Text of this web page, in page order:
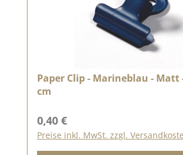
Paper Clip - Marineblau - Matt
cm
Regulärer Preis:
0,40 €
Preise inkl. MwSt. zzgl.